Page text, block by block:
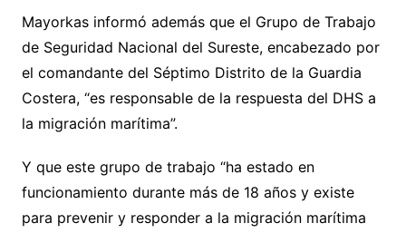
Mayorkas informó además que el Grupo de Trabajo
de Seguridad Nacional del Sureste, encabezado por
el comandante del Séptimo Distrito de la Guardia
Costera, “es responsable de la respuesta del DHS a
la migración marítima”.
Y que este grupo de trabajo “ha estado en
funcionamiento durante más de 18 años y existe
para prevenir y responder a la migración marítima